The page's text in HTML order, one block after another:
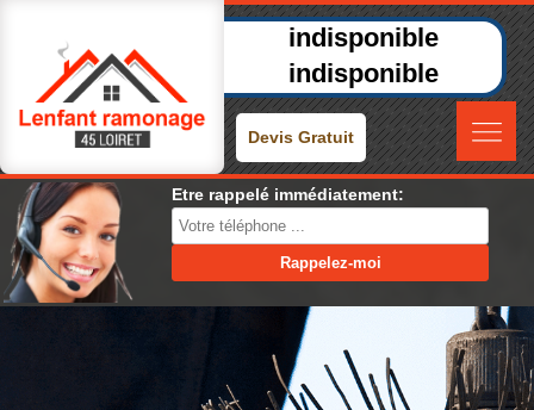
indisponible
indisponible
Devis Gratuit
Etre rappelé immédiatement: